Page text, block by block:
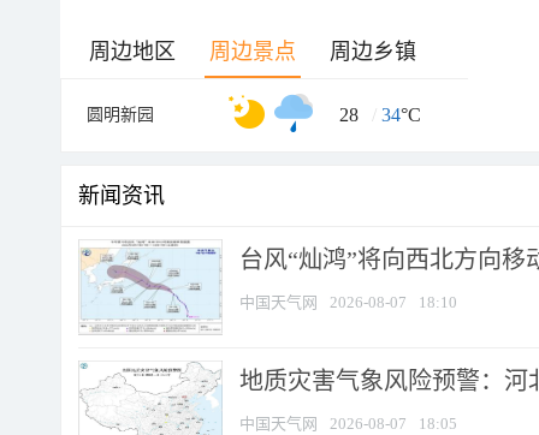
周边地区 周边景点 周边乡镇
圆明新园 28 / 34°C
新闻资讯
台风“灿鸿”将向西北方向移
中国天气网 2026-08-07 18:10
地质灾害气象风险预警：河
中国天气网 2026-08-07 18:05